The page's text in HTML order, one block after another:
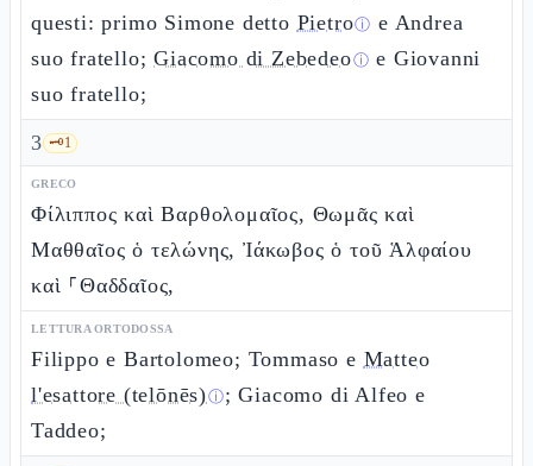
questi: primo Simone detto Pietroⓘ e Andrea
suo fratello;Giacomo di Zebedeoⓘ e Giovanni
suo fratello;
3 🗝️1
GRECO
Φίλιππος καὶ Βαρθολομαῖος, Θωμᾶς καὶ
Μαθθαῖος ὁ τελώνης, Ἰάκωβος ὁ τοῦ Ἁλφαίου
καὶ ⸀Θαδδαῖος,
LETTURA ORTODOSSA
Filippo e Bartolomeo; Tommaso e Matteo
l'esattore (telōnēs)ⓘ; Giacomo di Alfeo e
Taddeo;